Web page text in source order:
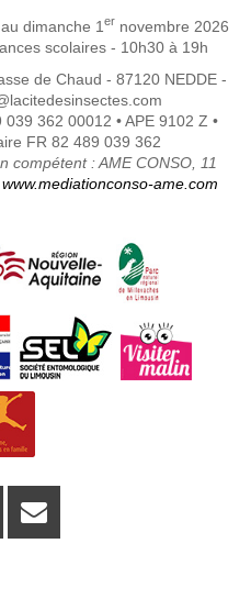
dimanche 1 er novembre 2026
scolaires - 10h30 à 19h
de Chaud - 87120 NEDDE -
362 00012 • APE 9102 Z •
FR 82 489 039 362
compétent : AME CONSO, 11
www.mediationconso-ame.com